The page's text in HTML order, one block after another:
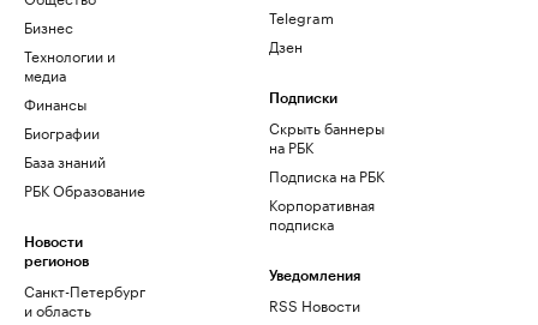
Бизнес
Технологии и
медиа
Финансы
Биографии
База знаний
РБК Образование
Новости
регионов
Санкт-Петербург
и область
Telegram
Дзен
Подписки
Скрыть баннеры
на РБК
Подписка на РБК
Корпоративная
подписка
Уведомления
RSS Новости